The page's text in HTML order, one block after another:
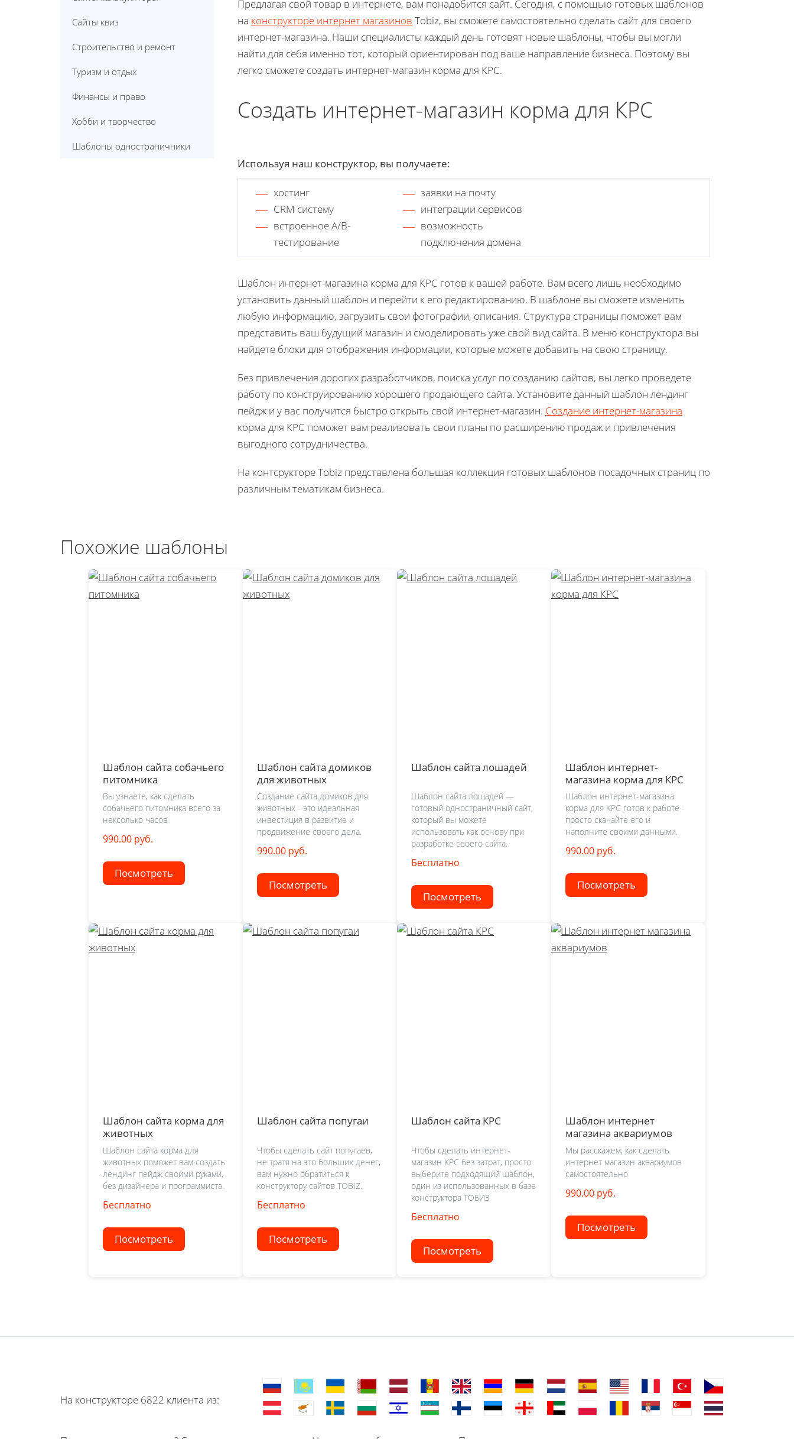
Сайты квиз
Строительство и ремонт
Туризм и отдых
Финансы и право
Хобби и творчество
Шаблоны одностраничники
Предлагая свой товар в интернете, вам понадобится сайт. Сегодня, с помощью готовых шаблонов
на конструкторе интернет магазинов Tobiz, вы сможете самостоятельно сделать сайт для своего
интернет-магазина. Наши специалисты каждый день готовят новые шаблоны, чтобы вы могли
найти для себя именно тот, который ориентирован под ваше направление бизнеса. Поэтому вы
легко сможете создать интернет-магазин корма для КРС.
Создать интернет-магазин корма для КРС
Используя наш конструктор, вы получаете:
хостинг
заявки на почту
CRM систему
интеграции сервисов
встроенное A/B-
тестирование
возможность
подключения домена
Шаблон интернет-магазина корма для КРС готов к вашей работе. Вам всего лишь необходимо
установить данный шаблон и перейти к его редактированию. В шаблоне вы сможете изменить
любую информацию, загрузить свои фотографии, описания. Структура страницы поможет вам
представить ваш будущий магазин и смоделировать уже свой вид сайта. В меню конструктора вы
найдете блоки для отображения информации, которые можете добавить на свою страницу.
Без привлечения дорогих разработчиков, поиска услуг по созданию сайтов, вы легко проведете
работу по конструированию хорошего продающего сайта. Установите данный шаблон лендинг
пейдж и у вас получится быстро открыть свой интернет-магазин. Создание интернет-магазина
корма для КРС поможет вам реализовать свои планы по расширению продаж и привлечения
выгодного сотрудничества.
На контсрукторе Tobiz представлена большая коллекция готовых шаблонов посадочных страниц по
различным тематикам бизнеса.
Похожие шаблоны
Шаблон сайта собачьего
питомника
Вы узнаете, как сделать
собачьего питомника всего за
нексолько часов
990.00 руб.
Посмотреть
Шаблон сайта домиков
для животных
Создание сайта домиков для
животных - это идеальная
инвестиция в развитие и
продвижение своего дела.
990.00 руб.
Посмотреть
Шаблон сайта лошадей
Шаблон сайта лошадей —
готовый одностраничный сайт,
который вы можете
использовать как основу при
разработке своего сайта.
Бесплатно
Посмотреть
Шаблон интернет-
магазина корма для КРС
Шаблон интернет-магазина
корма для КРС готов к работе -
просто скачайте его и
наполните своими данными.
990.00 руб.
Посмотреть
Шаблон сайта корма для
животных
Шаблон сайта корма для
животных поможет вам создать
лендинг пейдж своими руками,
без дизайнера и программиста.
Бесплатно
Посмотреть
Шаблон сайта попугаи
Чтобы сделать сайт попугаев,
не тратя на это больших денег,
вам нужно обратиться к
конструктору сайтов TOBIZ.
Бесплатно
Посмотреть
Шаблон сайта КРС
Чтобы сделать интернет-
магазин КРС без затрат, просто
выберите подходящий шаблон,
один из использованных в базе
конструктора ТОБИЗ
Бесплатно
Посмотреть
Шаблон интернет
магазина аквариумов
Мы расскажем, как сделать
интернет магазин аквариумов
самостоятельно
990.00 руб.
Посмотреть
На конструкторе 6822 клиента из: